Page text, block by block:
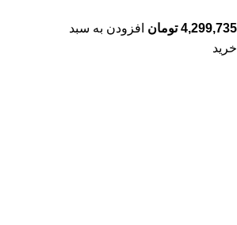
4,299,735 تومان افزودن به سبد
خرید